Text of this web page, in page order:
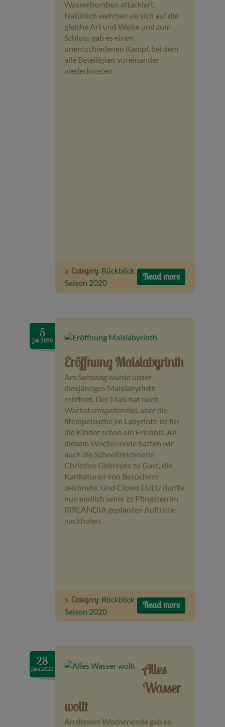
Wasserbomben attackiert.
Natürlich wehrten sie sich auf die
gleiche Art und Weise und zum
Schluss gab es einen
unentschiedenen Kampf, bei dem
alle Beteiligten voreinander
niederknieten.
Read more
Category: Rückblick
Saison 2020
5
Juli.2020
Eröffnung Maislabyrinth
Am Samstag wurde unser
diesjähriges Maislabyrinth
eröffnet. Der Mais hat noch
Wachstumspotenziel, aber die
Stempelsuche im Labyrinth ist für
die Kinder schon ein Erlebnis. An
diesem Wochenende hatten wir
auch die Schnellzeichnerin
Christine Gebreyes zu Gast, die
Karikaturen von Besuchern
zeichnete. Und Clown LULU durfte
nun endlich seine zu Pfingsten im
IRRLANDIA geplanten Auftritte
nachholen.
Read more
Category: Rückblick
Saison 2020
28
Juni.2020
Alles
Wasser
wollt
An diesem Wochenende gab es